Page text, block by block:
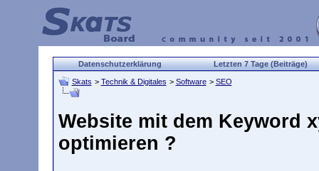
Datenschutzerklärung Letzten 7 Tage (Beiträge)
Skats > Technik & Digitales > Software > SEO
Website mit dem Keyword
optimieren ?